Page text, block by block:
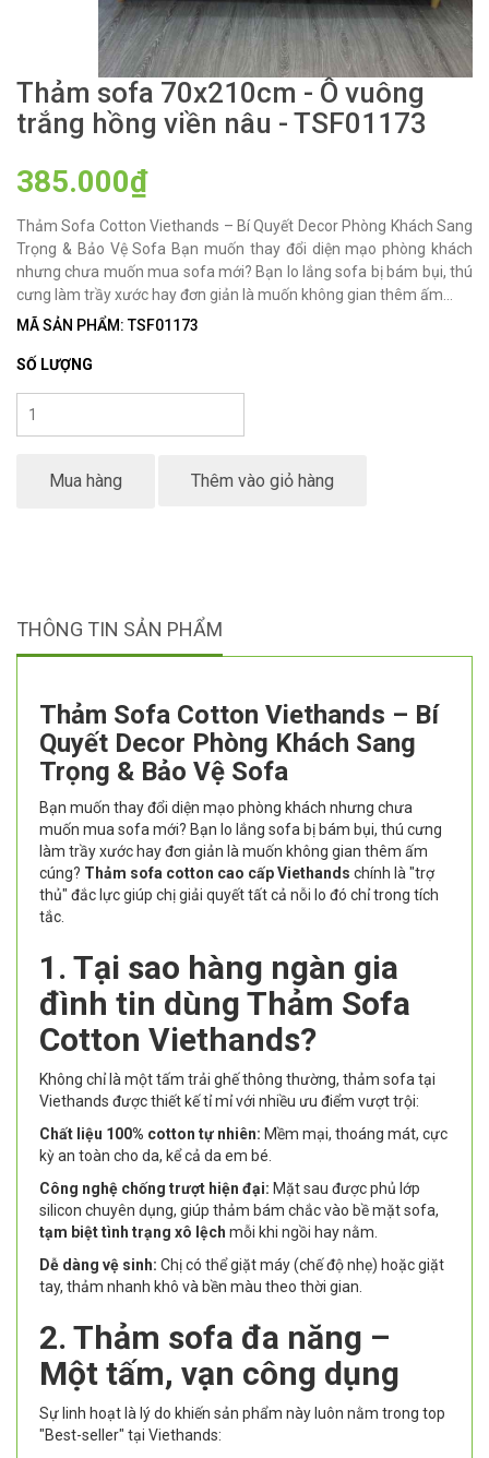
Thảm sofa 70x210cm - Ô vuông
trắng hồng viền nâu - TSF01173
385.000₫
Thảm Sofa Cotton Viethands – Bí Quyết Decor Phòng Khách Sang
Trọng & Bảo Vệ Sofa Bạn muốn thay đổi diện mạo phòng khách
nhưng chưa muốn mua sofa mới? Bạn lo lắng sofa bị bám bụi, thú
cưng làm trầy xước hay đơn giản là muốn không gian thêm ấm...
MÃ SẢN PHẨM: TSF01173
SỐ LƯỢNG
Mua hàng Thêm vào giỏ hàng
THÔNG TIN SẢN PHẨM
Thảm Sofa Cotton Viethands – Bí
Quyết Decor Phòng Khách Sang
Trọng & Bảo Vệ Sofa
Bạn muốn thay đổi diện mạo phòng khách nhưng chưa
muốn mua sofa mới? Bạn lo lắng sofa bị bám bụi, thú cưng
làm trầy xước hay đơn giản là muốn không gian thêm ấm
cúng? Thảm sofa cotton cao cấp Viethands chính là "trợ
thủ" đắc lực giúp chị giải quyết tất cả nỗi lo đó chỉ trong tích
tắc.
1. Tại sao hàng ngàn gia
đình tin dùng Thảm Sofa
Cotton Viethands?
Không chỉ là một tấm trải ghế thông thường, thảm sofa tại
Viethands được thiết kế tỉ mỉ với nhiều ưu điểm vượt trội:
Chất liệu 100% cotton tự nhiên: Mềm mại, thoáng mát, cực
kỳ an toàn cho da, kể cả da em bé.
Công nghệ chống trượt hiện đại: Mặt sau được phủ lớp
silicon chuyên dụng, giúp thảm bám chắc vào bề mặt sofa,
tạm biệt tình trạng xô lệch mỗi khi ngồi hay nằm.
Dễ dàng vệ sinh: Chị có thể giặt máy (chế độ nhẹ) hoặc giặt
tay, thảm nhanh khô và bền màu theo thời gian.
2. Thảm sofa đa năng –
Một tấm, vạn công dụng
Sự linh hoạt là lý do khiến sản phẩm này luôn nằm trong top
"Best-seller" tại Viethands: